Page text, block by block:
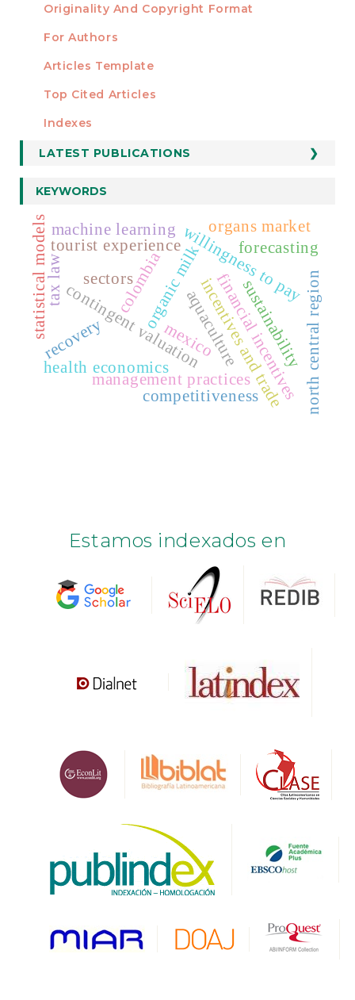
Originality And Copyright Format
For Authors
Articles Template
STATISTICS
Top Cited Articles
Indexes
LATEST PUBLICATIONS
KEYWORDS
organic milkincentives and trade
willingness to pay
contingent valuation
health economics
organs market
financial incentives
management practices
competitiveness
colombia
tourist experience
aquaculturesustainability
recovery
sectors north central region
mexico
tax law
forecasting
machine learning
statistical models
Estamos indexados en